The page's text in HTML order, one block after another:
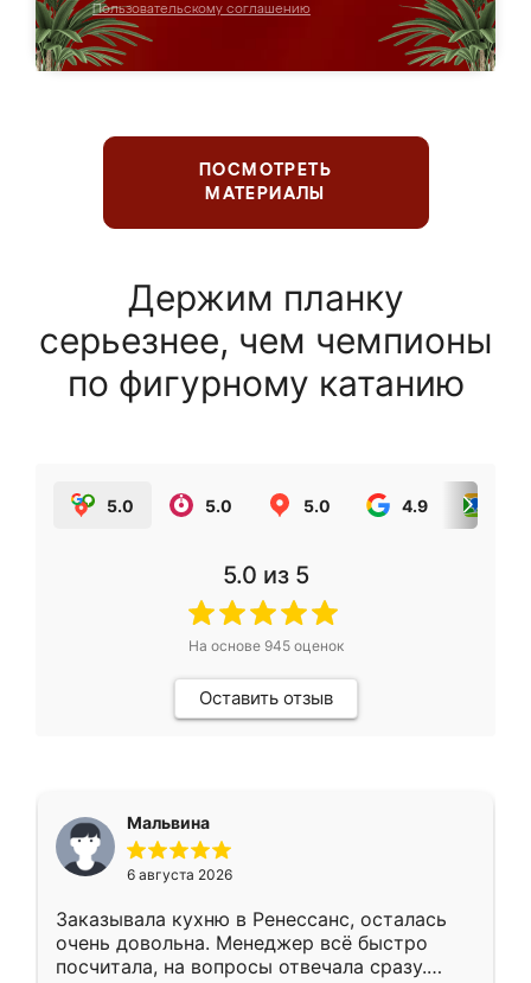
Пользовательскому соглашению
ПОСМОТРЕТЬ
МАТЕРИАЛЫ
Держим планку
серьезнее, чем чемпионы
по фигурному катанию
5.0 5.0 5.0 4.9
5.0 из 5
На основе 945оценок
Оставить отзыв
Мальвина
6 августа 2026
Заказывала кухню в Ренессанс, осталась
очень довольна. Менеджер всё быстро
посчитала, на вопросы отвечала сразу.